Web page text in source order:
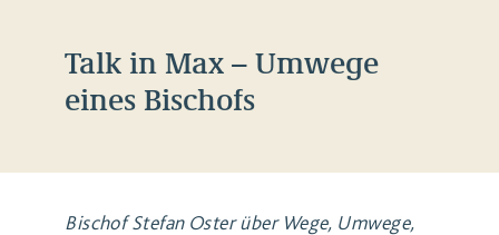
Talk in Max – Umwege
eines Bischofs
Bischof Stefan Oster über Wege, Umwege,